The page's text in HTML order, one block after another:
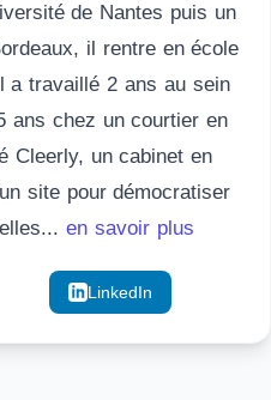
de Nantes puis un
il rentre en école
a travaillé 2 ans au sein
ans chez un courtier en
Cleerly, un cabinet en
site pour démocratiser
en savoir plus
LinkedIn